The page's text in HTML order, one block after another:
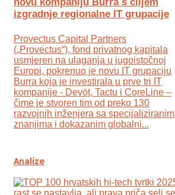
izgradnje regionalne IT grupacije
Provectus Capital Partners
(„Provectus“), fond privatnog kapitala
usmjeren na ulaganja u jugoistočnoj
Europi, pokrenuo je novu IT grupaciju
Burra koja je investirala u prve tri IT
kompanije - Devōt, Tactu i CoreLine –
čime je stvoren tim od preko 130
razvojnih inženjera sa specijaliziranim
znanjima i dokazanim globalni...
Analize